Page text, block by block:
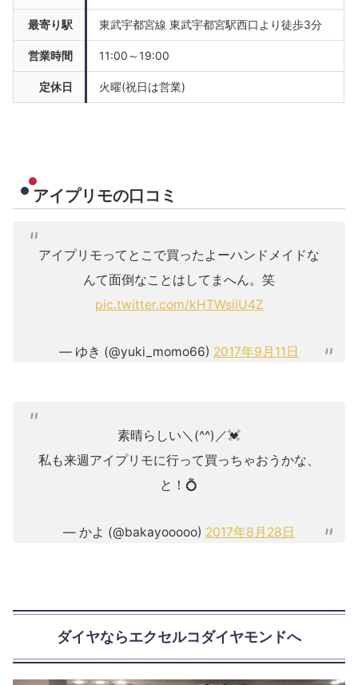
最寄り駅 東武宇都宮線 東武宇都宮駅西口より徒歩3分
営業時間 11:00～19:00
定休日 火曜(祝日は営業)
アイプリモの口コミ
アイプリモってとこで買ったよーハンドメイドな
んて面倒なことはしてまへん。笑
pic.twitter.com/kHTWsiiU4Z
— ゆき (@yuki_momo66) 2017年9月11日
素晴らしい＼(^^)／💓
私も来週アイプリモに行って買っちゃおうかな、
と！💍
— かよ (@bakayooooo) 2017年8月28日
ダイヤならエクセルコダイヤモンドへ